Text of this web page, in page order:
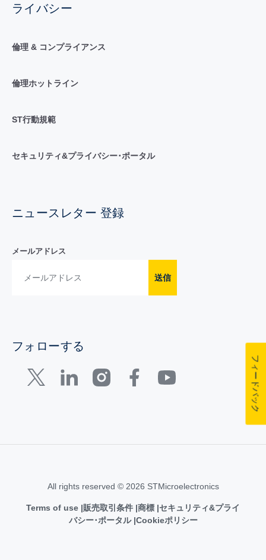
ライバシー
倫理 & コンプライアンス
倫理ホットライン
ST行動規範
セキュリティ&プライバシー･ポータル
ニュースレター 登録
メールアドレス
送信
フォローする
All rights reserved © 2026 STMicroelectronics
Terms of use 販売取引条件 商標 セキュリティ&プライ
バシー･ポータル Cookieポリシー
フィードバック